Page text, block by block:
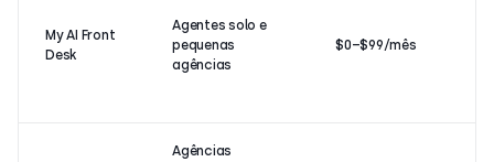
My AI Front
Desk
Agentes solo e
pequenas
agências
$0–$99/mês
Agências